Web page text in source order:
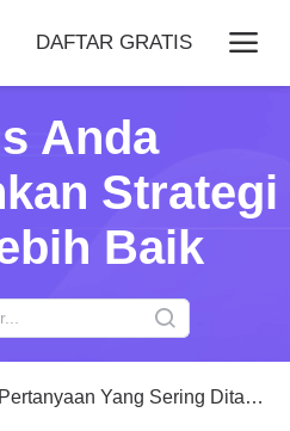
DAFTAR GRATIS
Anda
Strategi
Baik
Pertanyaan Yang Sering Ditanya Tentang COD Shopee!